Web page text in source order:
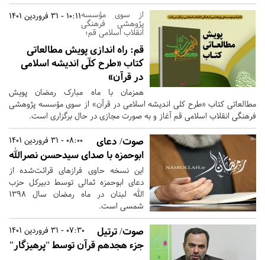
10:11 - 31 فروردین 1401از سوی مؤسسه
پژوهشی فرهنگی
انقلاب اسلامی قم؛
قم: راه اندازی پویش مطالعاتی
کتاب «طرح کلّی اندیشه اسلامی
در قرآن»
همزمان با ماه مبارک رمضان پویش
مطالعاتی کتاب «طرح کلی اندیشه اسلامی در قرآن» از سوی مؤسسه پژوهشی
فرهنگی انقلاب اسلامی قم آغاز و به صورت مجازی در حال برگزاری است.
08:00 - 31 فروردین 1401
صوت/ دعای
ابوحمزه با صدای سیدحسن نصرالله
این نسخه حاوی فرازهای قرائت‌شده از
دعای ابوحمزه ثمالی توسط دبیرکل حزب
الله لبنان در ماه رمضان سال ۱۳۹۸
شمسی است.
07:30 - 31 فروردین 1401
صوت/ ترتیل
جزء هجدهم قرآن توسط "پرهیزگار"